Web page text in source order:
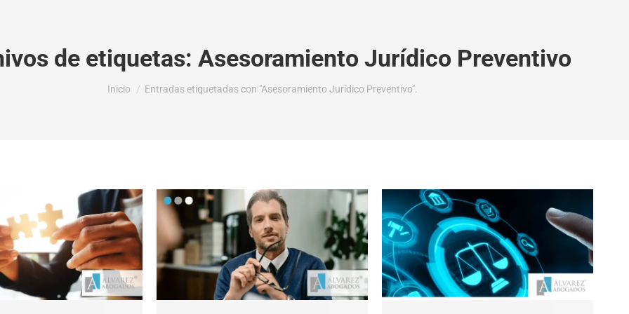
de etiquetas: Asesoramiento Jurídico Preventivo
Estás aquí:
Inicio Entradas etiquetadas con "Asesoramiento Jurídico Preventivo".